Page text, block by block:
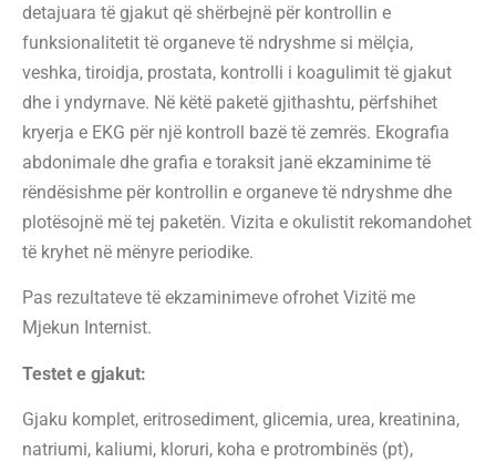
detajuara të gjakut që shërbejnë për kontrollin e
funksionalitetit të organeve të ndryshme si mëlçia,
veshka, tiroidja, prostata, kontrolli i koagulimit të gjakut
dhe i yndyrnave. Në këtë paketë gjithashtu, përfshihet
kryerja e EKG për një kontroll bazë të zemrës. Ekografia
abdonimale dhe grafia e toraksit janë ekzaminime të
rëndësishme për kontrollin e organeve të ndryshme dhe
plotësojnë më tej paketën. Vizita e okulistit rekomandohet
të kryhet në mënyre periodike.
Pas rezultateve të ekzaminimeve ofrohet Vizitë me
Mjekun Internist.
Testet e gjakut:
Gjaku komplet, eritrosediment, glicemia, urea, kreatinina,
natriumi, kaliumi, kloruri, koha e protrombinës (pt),